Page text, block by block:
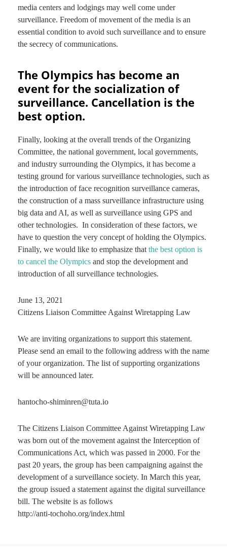
media centers and lodgings may well come under
surveillance. Freedom of movement of the media is an
essential condition to avoid such surveillance and to ensure
the secrecy of communications.
The Olympics has become an
event for the socialization of
surveillance. Cancellation is the
best option.
Finally, looking at the overall trends of the Organizing
Committee, the national government, local governments,
and industry surrounding the Olympics, it has become a
testing ground for various surveillance technologies, such as
the introduction of face recognition surveillance cameras,
the construction of a mass surveillance infrastructure using
big data and AI, as well as surveillance using GPS and
other technologies. In consideration of these factors, we
have to question the very concept of holding the Olympics.
Finally, we would like to emphasize that the best option is
to cancel the Olympics and stop the development and
introduction of all surveillance technologies.
June 13, 2021
Citizens Liaison Committee Against Wiretapping Law
We are inviting organizations to support this statement.
Please send an email to the following address with the name
of your organization. The list of supporting organizations
will be announced later.
hantocho-shiminren@tuta.io
The Citizens Liaison Committee Against Wiretapping Law
was born out of the movement against the Interception of
Communications Act, which was passed in 2000. For the
past 20 years, the group has been campaigning against the
development of a surveillance society. In March this year,
the group issued a statement against the digital surveillance
bill. The website is as follows
http://anti-tochoho.org/index.html